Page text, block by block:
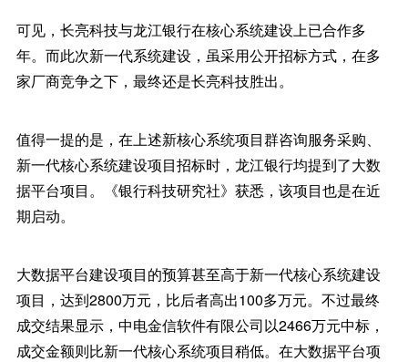
可见，长亮科技与龙江银行在核心系统建设上已合作多
年。而此次新一代系统建设，虽采用公开招标方式，在多
家厂商竞争之下，最终还是长亮科技胜出。
值得一提的是，在上述新核心系统项目群咨询服务采购、
新一代核心系统建设项目招标时，龙江银行均提到了大数
据平台项目。《银行科技研究社》获悉，该项目也是在近
期启动。
大数据平台建设项目的预算甚至高于新一代核心系统建设
项目，达到2800万元，比后者高出100多万元。不过最终
成交结果显示，中电金信软件有限公司以2466万元中标，
成交金额则比新一代核心系统项目稍低。在大数据平台项